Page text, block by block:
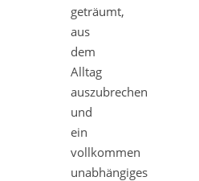
geträumt,
aus
dem
Alltag
auszubrechen
und
ein
vollkommen
unabhängiges